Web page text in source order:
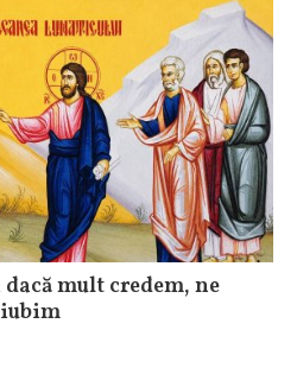
mult credem, ne